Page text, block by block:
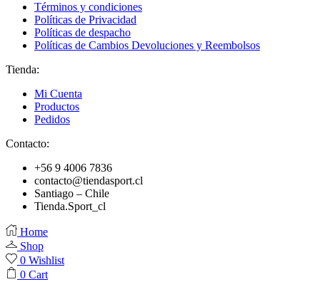
Términos y condiciones
Políticas de Privacidad
Políticas de despacho
Políticas de Cambios Devoluciones y Reembolsos
Tienda:
Mi Cuenta
Productos
Pedidos
Contacto:
+56 9 4006 7836
contacto@tiendasport.cl
Santiago – Chile
Tienda.Sport_cl
Home
Shop
0 Wishlist
0 Cart